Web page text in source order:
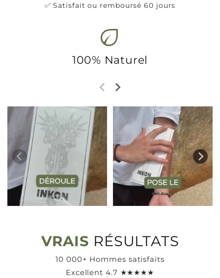
✅ Satisfait ou remboursé 60 jours
eco
100% Naturel
VRAIS RÉSULTATS
10 000+ Hommes satisfaits
Excellent 4.7 ★★★★★